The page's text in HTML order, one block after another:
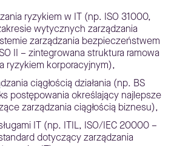
ryzykiem w IT (np. ISO 31000,
wytycznych zarządzania
zarządzania bezpieczeństwem
II – zintegrowana struktura ramowa
ryzykiem korporacyjnym),
ciągłością działania (np. BS
postępowania określający najlepsze
zarządzania ciągłością biznesu),
IT (np. ITIL, ISO/IEC 20000 –
dotyczący zarządzania